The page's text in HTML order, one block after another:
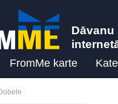
Dāvanu
FromMe karte